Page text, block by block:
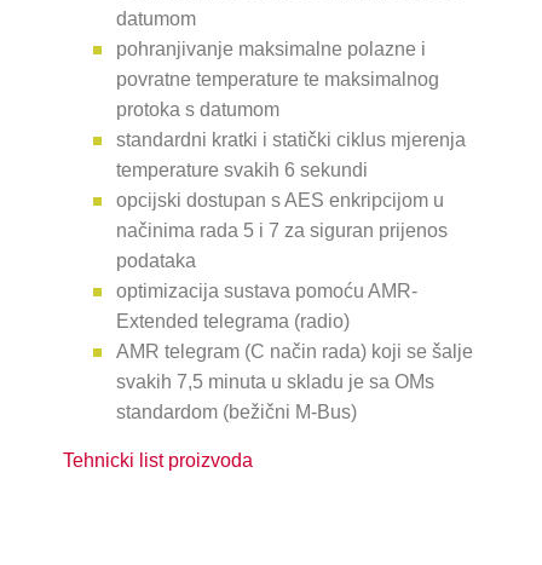
datumom
pohranjivanje maksimalne polazne i
povratne temperature te maksimalnog
protoka s datumom
standardni kratki i statički ciklus mjerenja
temperature svakih 6 sekundi
opcijski dostupan s AES enkripcijom u
načinima rada 5 i 7 za siguran prijenos
podataka
optimizacija sustava pomoću AMR-
Extended telegrama (radio)
AMR telegram (C način rada) koji se šalje
svakih 7,5 minuta u skladu je sa OMs
standardom (bežični M-Bus)
Tehnicki list proizvoda